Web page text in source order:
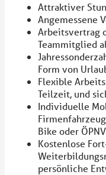
Attraktiver
Angemessene
Arbeitsvertrag
Teammitglied
Form von
Flexible
Teilzeit, und
Individuelle
Bike oder
Kostenlose
persönliche